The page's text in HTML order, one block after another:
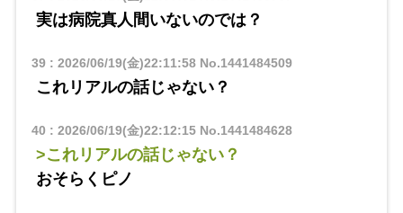
実は病院真人間いないのでは？
39: 2026/06/19(金)22:11:58No.1441484509
これリアルの話じゃない？
40 : 2026/06/19(金)22:12:15No.1441484628
>これリアルの話じゃない？
おそらくピノ